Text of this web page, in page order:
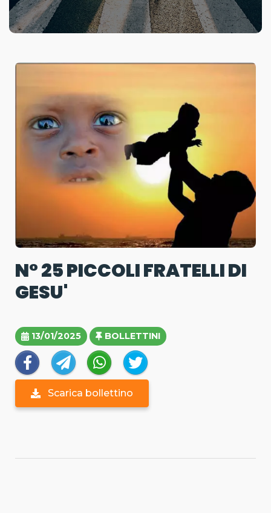
N° 25 PICCOLI FRATELLI DI
GESU'
13/01/2025 BOLLETTINI
Scarica bollettino